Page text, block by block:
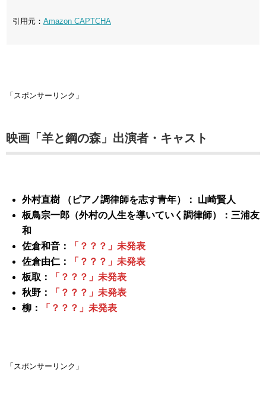
引用元： Amazon CAPTCHA
「スポンサーリンク」
映画「羊と鋼の森」出演者・キャスト
外村直樹 （ピアノ調律師を志す青年）： 山崎賢人
板鳥宗一郎（外村の人生を導いていく調律師）：三浦友
和
佐倉和音：
「？？？」未発表
佐倉由仁：
「？？？」未発表
板取：
「？？？」未発表
秋野：
「？？？」未発表
柳：
「？？？」未発表
「スポンサーリンク」